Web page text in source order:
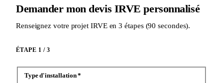
Demander mon devis IRVE personnalisé
Renseignez votre projet IRVE en 3 étapes (90 secondes).
ÉTAPE 1 / 3
Type d'installation*